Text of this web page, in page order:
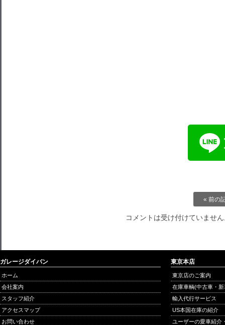
« 前の
コメントは受け付けていませ
ガレージダイバン
ホーム
会社案内
スタッフ紹介
アクセスマップ
お問い合わせ
東京本店
東京店のご案内
在庫車輌(中古車・
輸入代行サービス
US本国在庫の紹介
ユーザーの愛車紹介